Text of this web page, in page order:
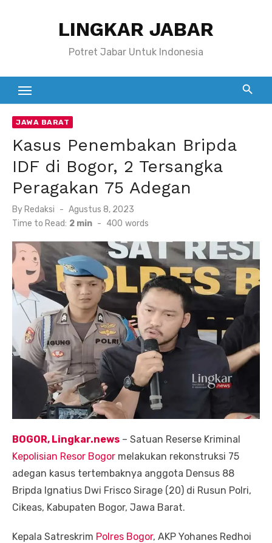
LINGKAR JABAR
Potret Jabar Untuk Indonesia
JAWA BARAT
Kasus Penembakan Bripda
IDF di Bogor, 2 Tersangka
Peragakan 75 Adegan
By Redaksi
Posted
on
Agustus 8, 2023
Time to Read: 2 min - 400 words
BOGOR, Lingkar.news – Satuan Reserse Kriminal
Kepolisian Resor Bogor melakukan rekonstruksi 75
adegan kasus tertembaknya anggota Densus 88
Bripda Ignatius Dwi Frisco Sirage (20) di Rusun Polri,
Cikeas, Kabupaten Bogor, Jawa Barat.
Kepala Satreskrim Polres Bogor, AKP Yohanes Redhoi